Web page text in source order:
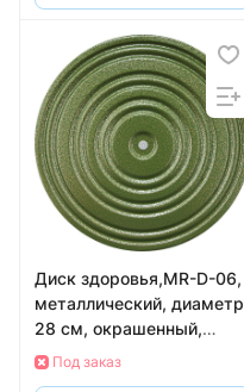
Диск здоровья,MR-D-06,
металлический, диаметр
28 см, окрашенный,
оранжевый, черный
Под заказ